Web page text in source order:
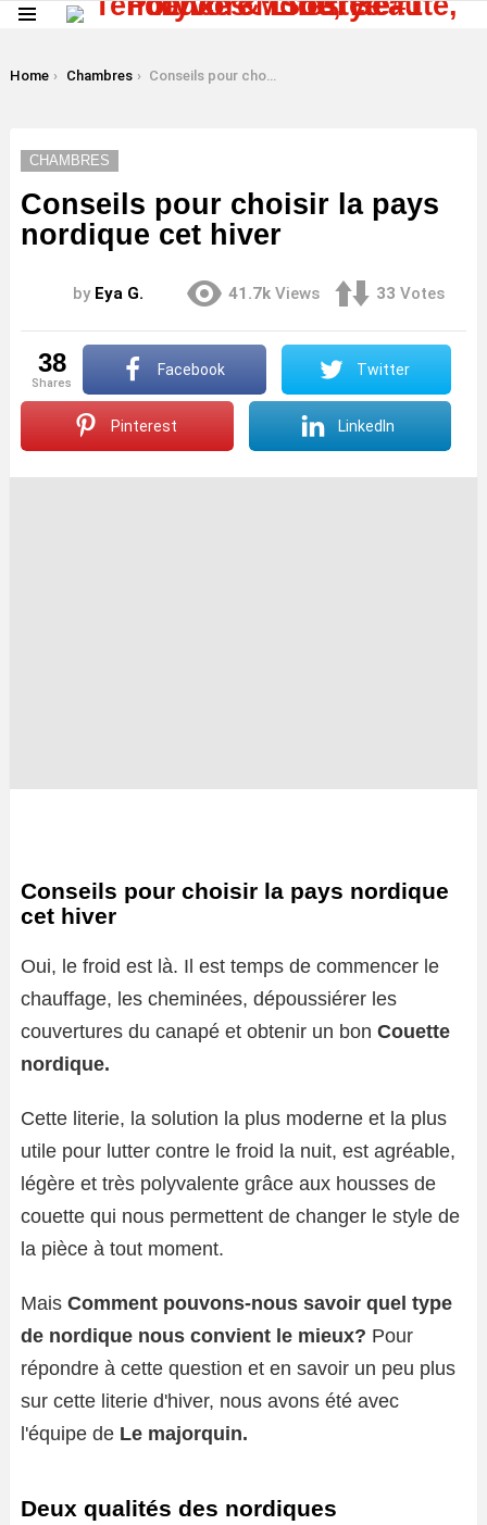
You are here:
Home Chambres Conseils pour choisir la pays nordique cet hiver
CHAMBRES
Conseils pour choisir la pays
nordique cet hiver
by Eya G. 41.7k Views 33 Votes
38
shares
Facebook Twitter
Pinterest LinkedIn
Conseils pour choisir la pays nordique
cet hiver
Oui, le froid est là. Il est temps de commencer le
chauffage, les cheminées, dépoussiérer les
couvertures du canapé et obtenir un bon Couette
nordique.
Cette literie, la solution la plus moderne et la plus
utile pour lutter contre le froid la nuit, est agréable,
légère et très polyvalente grâce aux housses de
couette qui nous permettent de changer le style de
la pièce à tout moment.
Mais Comment pouvons-nous savoir quel type
de nordique nous convient le mieux? Pour
répondre à cette question et en savoir un peu plus
sur cette literie d'hiver, nous avons été avec
l'équipe de Le majorquin.
Deux qualités des nordiques